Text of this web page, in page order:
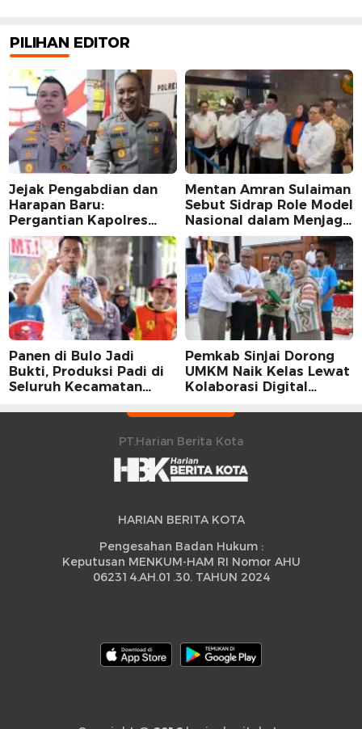
PILIHAN EDITOR
Jejak Pengabdian dan
Harapan Baru:
Pergantian Kapolres
Sidrap dalam Perspektif
Karier Dua Perwira
Mentan Amran Sulaiman
Sebut Sidrap Role Model
Nasional dalam Menjaga
Stabilitas Harga Telur
Panen di Bulo Jadi
Bukti, Produksi Padi di
Seluruh Kecamatan
Peningkatan
Pemkab Sinjai Dorong
UMKM Naik Kelas Lewat
Kolaborasi Digital
PT.Harian Berita Kota
HARIAN BERITA KOTA
Pengesahan Badan Hukum :
Keputusan MENKUM-HAM RI Nomor AHU
062314.AH.01.30. TAHUN 2024